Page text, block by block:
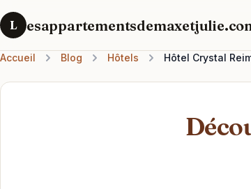
L
Accueil Blog Hôtels Hôtel Crystal